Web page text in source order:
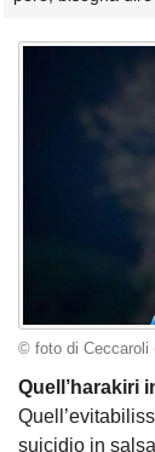
© foto di Ceccaroli
Quell’harakiri
suicidio in